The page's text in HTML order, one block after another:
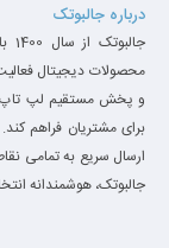
درباره جالبوتک
محصولات دیجیتال
و پخش مستقیم لپ تاپ و
برای مشتریان فراهم
ارسال سریع به تمامی
جالبوتک، هوشمندانه